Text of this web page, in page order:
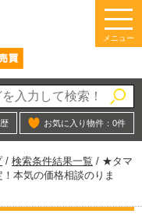
メニュー
お気に入り物件： 0件
/ 検索条件結果一覧 / ★タマ
本気の価格相談のりま